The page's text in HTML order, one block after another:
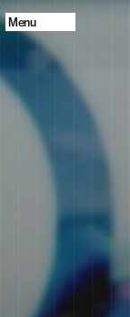
Menu
Progetti
Chi Siamo
Future Vision
Servizi
Contatti